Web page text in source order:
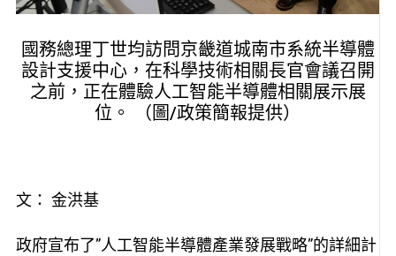
國務總理丁世均訪問京畿道城南市系統半導體
設計支援中心，在科學技術相關長官會議召開
之前，正在體驗人工智能半導體相關展示展
位。 （圖/政策簡報提供）
文： 金洪基
政府宣布了”人工智能半導體產業發展戰略”的詳細計